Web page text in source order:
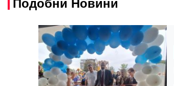
Подобни Новини